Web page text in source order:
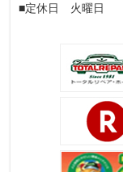
■定休日 火曜日